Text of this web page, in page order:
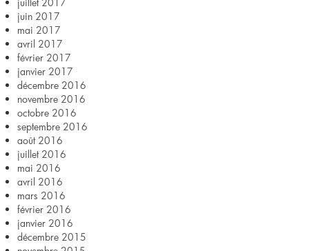
juin 2017
mai 2017
avril 2017
février 2017
janvier 2017
décembre 2016
novembre 2016
octobre 2016
septembre 2016
août 2016
juillet 2016
mai 2016
avril 2016
mars 2016
février 2016
janvier 2016
décembre 2015